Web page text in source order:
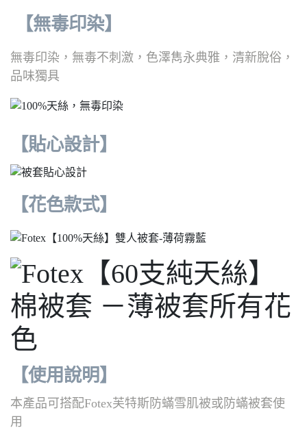
【無毒印染】
無毒印染，無毒不刺激，色澤雋永典雅，清新脫俗，
品味獨具
【貼心設計】
【花色款式】
【使用說明】
本產品可搭配Fotex芙特斯防蟎雪肌被或防蟎被套使
用